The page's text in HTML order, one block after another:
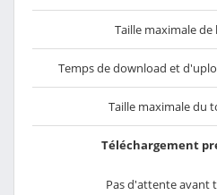
Taille maximale de
Temps de download et
Taille maximale du
Téléchargement
Pas d'attente avant